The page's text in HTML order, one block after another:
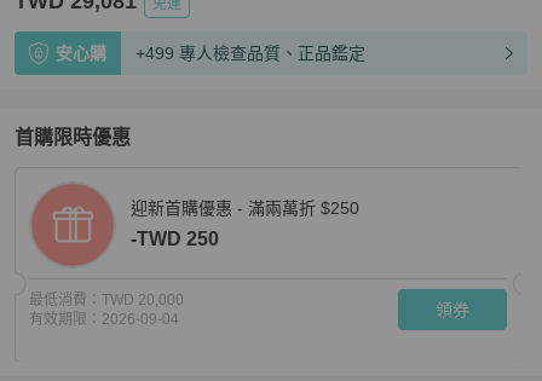
免運
安心購 +499 專人檢查品質、正品鑑定
首購限時優惠
迎新首購優惠 - 滿兩萬折 $250
-TWD 250
最低消費： TWD 20,000
有效期限： 2026-09-04 領券